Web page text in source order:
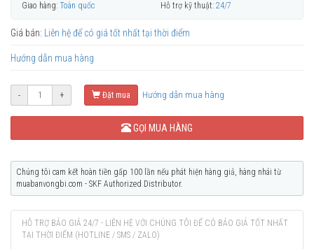
Giao hàng: Toàn quốc Hỗ trợ kỹ thuật: 24/7
Giá bán: Liên hệ để có giá tốt nhất tại thời điểm
Hướng dẫn mua hàng
- + Đặt mua Hướng dẫn mua hàng
GỌI MUA HÀNG
Chúng tôi cam kết hoàn tiền gấp 100 lần nếu phát hiện hàng giả, hàng nhái từ
muabanvongbi.com - SKF Authorized Distributor.
HỖ TRỢ BÁO GIÁ 24/7 - LIÊN HỆ VỚI CHÚNG TÔI ĐỂ CÓ BÁO GIÁ TỐT NHẤT
TẠI THỜI ĐIỂM (HOTLINE / SMS / ZALO)